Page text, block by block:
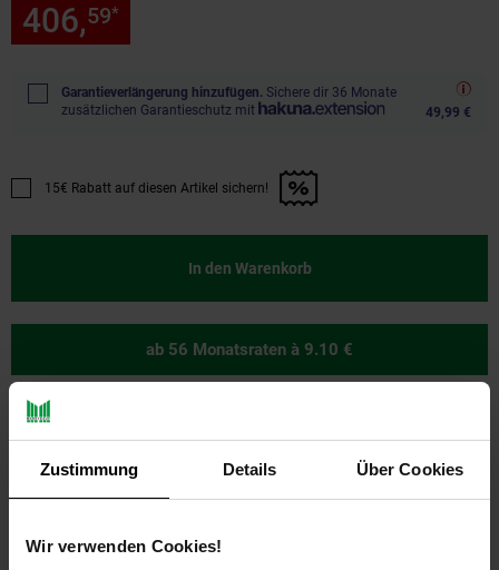
Zustimmung Details Über Cookies
Wir verwenden Cookies!
406,59*
Garantieverlängerung hinzufügen. Sichere dir 36 Monate
zusätzlichen Garantieschutz mit
49,99 €
Promotion "15€ Rabatt auf diesen Artikel sichern!" anwenden
15€ Rabatt auf diesen Artikel sichern!
In den Warenkorb
ab 56 Monatsraten à 9.10 €
Ja, ich möchte ein Altgerät abgeben.